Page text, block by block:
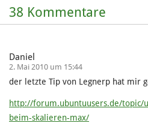
38 Kommentare
Daniel
2. Mai 2010 um 15:44
der letzte Tip von Legnerp hat mir
http://forum.ubuntuusers.de/topic/
beim-skalieren-max/